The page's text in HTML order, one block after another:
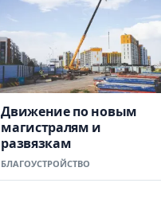
Движение по новым
магистралям и
развязкам
БЛАГОУСТРОЙСТВО